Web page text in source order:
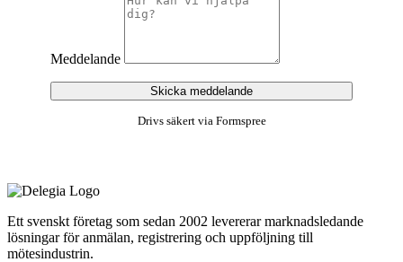
Meddelande
Skicka meddelande
Drivs säkert via Formspree
Ett svenskt företag som sedan 2002 levererar marknadsledande
lösningar för anmälan, registrering och uppföljning till
mötesindustrin.